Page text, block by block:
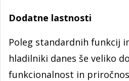
Dodatne lastnosti
Poleg standardnih funkcij
hladilniki danes še veliko
funkcionalnost in